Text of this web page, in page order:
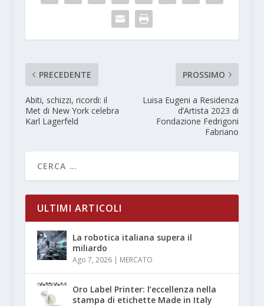
PRECEDENTE
Abiti, schizzi, ricordi: il
Met di New York celebra
Karl Lagerfeld
PROSSIMO
Luisa Eugeni a Residenza
d’Artista 2023 di
Fondazione Fedrigoni
Fabriano
ULTIMI ARTICOLI
La robotica italiana supera il
miliardo
Ago 7, 2026| MERCATO
Oro Label Printer: l’eccellenza nella
stampa di etichette Made in Italy